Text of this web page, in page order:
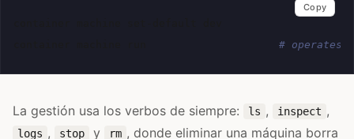
# operates
Copy
La gestión usa los verbos de siempre: ls , inspect ,
logs , stop y rm , donde eliminar una máquina borra